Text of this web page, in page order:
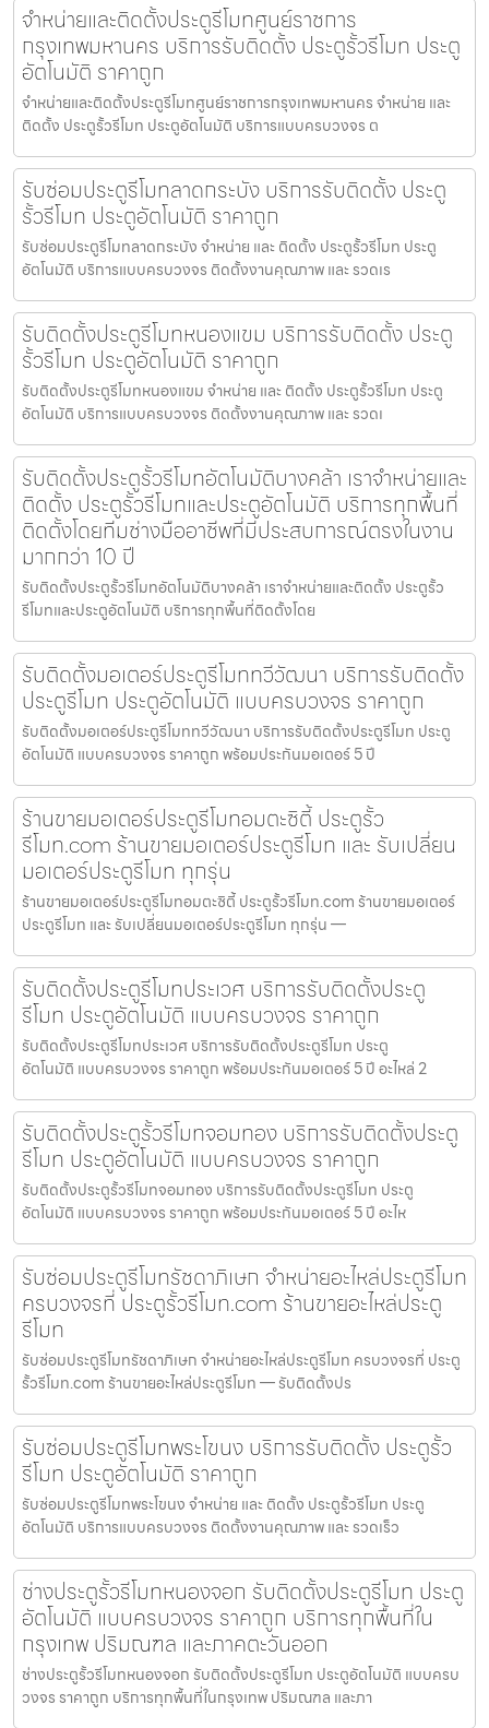
จำหน่ายและติดตั้งประตูรีโมทศูนย์ราชการ
กรุงเทพมหานคร บริการรับติดตั้ง ประตูรั้วรีโมท ประตู
อัตโนมัติ ราคาถูก
จำหน่ายและติดตั้งประตูรีโมทศูนย์ราชการกรุงเทพมหานคร จำหน่าย และ
ติดตั้ง ประตูรั้วรีโมท ประตูอัตโนมัติ บริการแบบครบวงจร ต
รับซ่อมประตูรีโมทลาดกระบัง บริการรับติดตั้ง ประตู
รั้วรีโมท ประตูอัตโนมัติ ราคาถูก
รับซ่อมประตูรีโมทลาดกระบัง จำหน่าย และ ติดตั้ง ประตูรั้วรีโมท ประตู
อัตโนมัติ บริการแบบครบวงจร ติดตั้งงานคุณภาพ และ รวดเร
รับติดตั้งประตูรีโมทหนองแขม บริการรับติดตั้ง ประตู
รั้วรีโมท ประตูอัตโนมัติ ราคาถูก
รับติดตั้งประตูรีโมทหนองแขม จำหน่าย และ ติดตั้ง ประตูรั้วรีโมท ประตู
อัตโนมัติ บริการแบบครบวงจร ติดตั้งงานคุณภาพ และ รวดเ
รับติดตั้งประตูรั้วรีโมทอัตโนมัติบางคล้า เราจำหน่ายและ
ติดตั้ง ประตูรั้วรีโมทและประตูอัตโนมัติ บริการทุกพื้นที่
ติดตั้งโดยทีมช่างมืออาชีพที่มีประสบการณ์ตรงในงาน
มากกว่า 10 ปี
รับติดตั้งประตูรั้วรีโมทอัตโนมัติบางคล้า เราจำหน่ายและติดตั้ง ประตูรั้ว
รีโมทและประตูอัตโนมัติ บริการทุกพื้นที่ติดตั้งโดย
รับติดตั้งมอเตอร์ประตูรีโมททวีวัฒนา บริการรับติดตั้ง
ประตูรีโมท ประตูอัตโนมัติ แบบครบวงจร ราคาถูก
รับติดตั้งมอเตอร์ประตูรีโมททวีวัฒนา บริการรับติดตั้งประตูรีโมท ประตู
อัตโนมัติ แบบครบวงจร ราคาถูก พร้อมประกันมอเตอร์ 5 ปี
ร้านขายมอเตอร์ประตูรีโมทอมตะซิตี้ ประตูรั้ว
รีโมท.com ร้านขายมอเตอร์ประตูรีโมท และ รับเปลี่ยน
มอเตอร์ประตูรีโมท ทุกรุ่น
ร้านขายมอเตอร์ประตูรีโมทอมตะซิตี้ ประตูรั้วรีโมท.com ร้านขายมอเตอร์
ประตูรีโมท และ รับเปลี่ยนมอเตอร์ประตูรีโมท ทุกรุ่น —
รับติดตั้งประตูรีโมทประเวศ บริการรับติดตั้งประตู
รีโมท ประตูอัตโนมัติ แบบครบวงจร ราคาถูก
รับติดตั้งประตูรีโมทประเวศ บริการรับติดตั้งประตูรีโมท ประตู
อัตโนมัติ แบบครบวงจร ราคาถูก พร้อมประกันมอเตอร์ 5 ปี อะไหล่ 2
รับติดตั้งประตูรั้วรีโมทจอมทอง บริการรับติดตั้งประตู
รีโมท ประตูอัตโนมัติ แบบครบวงจร ราคาถูก
รับติดตั้งประตูรั้วรีโมทจอมทอง บริการรับติดตั้งประตูรีโมท ประตู
อัตโนมัติ แบบครบวงจร ราคาถูก พร้อมประกันมอเตอร์ 5 ปี อะไห
รับซ่อมประตูรีโมทรัชดาภิเษก จำหน่ายอะไหล่ประตูรีโมท
ครบวงจรที่ ประตูรั้วรีโมท.com ร้านขายอะไหล่ประตู
รีโมท
รับซ่อมประตูรีโมทรัชดาภิเษก จำหน่ายอะไหล่ประตูรีโมท ครบวงจรที่ ประตู
รั้วรีโมท.com ร้านขายอะไหล่ประตูรีโมท — รับติดตั้งปร
รับซ่อมประตูรีโมทพระโขนง บริการรับติดตั้ง ประตูรั้ว
รีโมท ประตูอัตโนมัติ ราคาถูก
รับซ่อมประตูรีโมทพระโขนง จำหน่าย และ ติดตั้ง ประตูรั้วรีโมท ประตู
อัตโนมัติ บริการแบบครบวงจร ติดตั้งงานคุณภาพ และ รวดเร็ว
ช่างประตูรั้วรีโมทหนองจอก รับติดตั้งประตูรีโมท ประตู
อัตโนมัติ แบบครบวงจร ราคาถูก บริการทุกพื้นที่ใน
กรุงเทพ ปริมณฑล และภาคตะวันออก
ช่างประตูรั้วรีโมทหนองจอก รับติดตั้งประตูรีโมท ประตูอัตโนมัติ แบบครบ
วงจร ราคาถูก บริการทุกพื้นที่ในกรุงเทพ ปริมณฑล และภา